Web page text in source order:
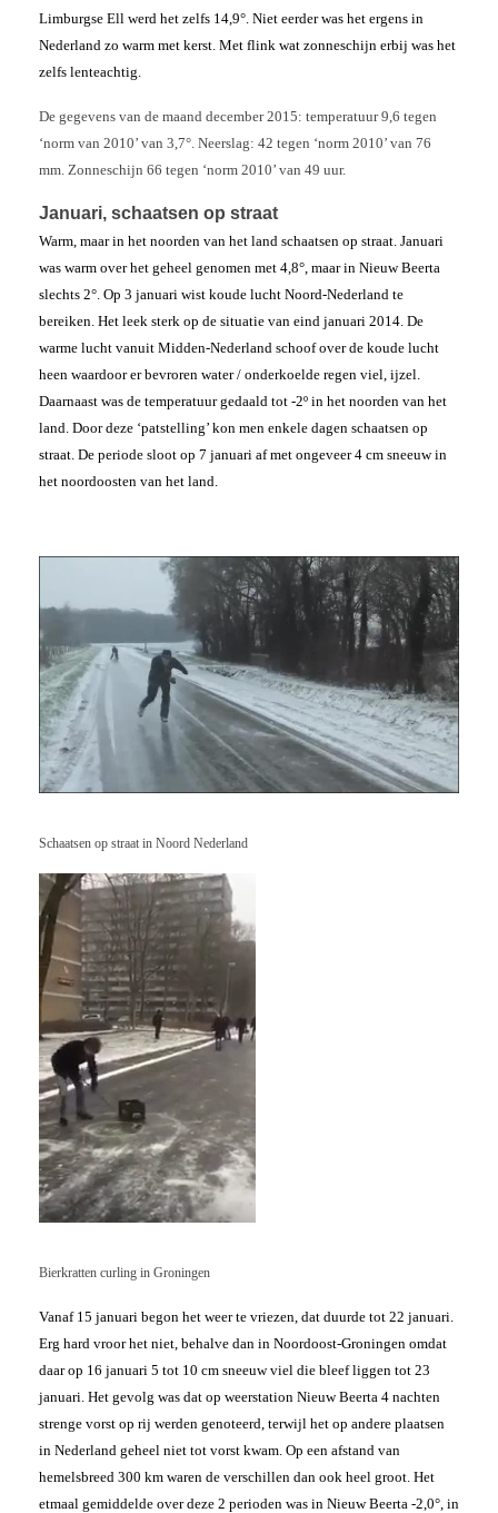
Limburgse Ell werd het zelfs 14,9°. Niet eerder was het ergens in
Nederland zo warm met kerst. Met flink wat zonneschijn erbij was het
zelfs lenteachtig.
De gegevens van de maand december 2015: temperatuur 9,6 tegen
‘norm van 2010’ van 3,7°. Neerslag: 42 tegen ‘norm 2010’ van 76
mm. Zonneschijn 66 tegen ‘norm 2010’ van 49 uur.
Januari, schaatsen op straat
Warm, maar in het noorden van het land schaatsen op straat. Januari
was warm over het geheel genomen met 4,8°, maar in Nieuw Beerta
slechts 2°. Op 3 januari wist koude lucht Noord-Nederland te
bereiken. Het leek sterk op de situatie van eind januari 2014. De
warme lucht vanuit Midden-Nederland schoof over de koude lucht
heen waardoor er bevroren water / onderkoelde regen viel, ijzel.
Daarnaast was de temperatuur gedaald tot -2º in het noorden van het
land. Door deze ‘patstelling’ kon men enkele dagen schaatsen op
straat. De periode sloot op 7 januari af met ongeveer 4 cm sneeuw in
het noordoosten van het land.
Schaatsen op straat in Noord Nederland
Bierkratten curling in Groningen
Vanaf 15 januari begon het weer te vriezen, dat duurde tot 22 januari.
Erg hard vroor het niet, behalve dan in Noordoost-Groningen omdat
daar op 16 januari 5 tot 10 cm sneeuw viel die bleef liggen tot 23
januari. Het gevolg was dat op weerstation Nieuw Beerta 4 nachten
strenge vorst op rij werden genoteerd, terwijl het op andere plaatsen
in Nederland geheel niet tot vorst kwam. Op een afstand van
hemelsbreed 300 km waren de verschillen dan ook heel groot. Het
etmaal gemiddelde over deze 2 perioden was in Nieuw Beerta -2,0°, in